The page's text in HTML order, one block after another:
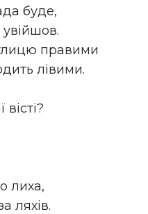
буде,
правими
лівими.
лиха,
ляхів.